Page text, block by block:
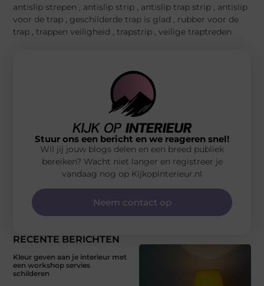
antislip strepen , antislip strip , antislip trap strip , antislip
voor de trap , geschilderde trap is glad , rubber voor de
trap , trappen veiligheid , trapstrip ,veilige traptreden
RECENTE BERICHTEN
Kleur geven aan je interieur met
een workshop servies
schilderen
Stuur ons een bericht en we reageren snel!
Wil jij jouw blogs delen en een breed publiek
bereiken? Wacht niet langer en registreer je
vandaag nog op Kijkopinterieur.nl
Neem contact op